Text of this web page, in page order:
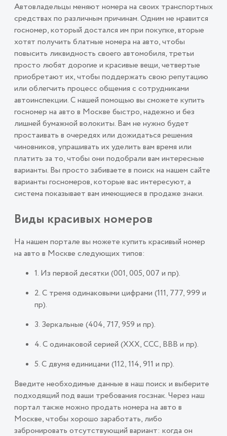
Автовладельцы меняют номера на своих транспортных
средствах по различным причинам. Одним не нравится
госномер, который достался им при покупке, вторые
хотят получить блатные номера на авто, чтобы
повысить ликвидность своего автомобиля, третьи
просто любят дорогие и красивые вещи, четвертые
приобретают их, чтобы поддержать свою репутацию
или облегчить процесс общения с сотрудниками
автоинспекции. С нашей помощью вы сможете купить
госномер на авто в Москве быстро, надежно и без
лишней бумажной волокиты. Вам не нужно будет
простаивать в очередях или дожидаться решения
чиновников, упрашивать их уделить вам время или
платить за то, чтобы они подобрали вам интересные
варианты. Вы просто забиваете в поиск на нашем сайте
варианты госномеров, которые вас интересуют, а
система показывает вам имеющиеся в продаже знаки.
Виды красивых номеров
На нашем портале вы можете купить красивый номер
на авто в Москве следующих типов:
1. Из первой десятки (001, 005, 007 и пр).
2. С тремя одинаковыми цифрами (111, 777, 999 и
пр).
3. Зеркальные (404, 717, 959 и пр).
4. С одинаковой серией (ХХХ, ССС, ВВВ и пр).
5. С двумя единицами (112, 114, 911 и пр).
Введите необходимые данные в наш поиск и выберите
подходящий под ваши требования госзнак. Через наш
портал также можно продать номера на авто в
Москве, чтобы хорошо заработать, либо
забронировать отсутствующий вариант: когда он